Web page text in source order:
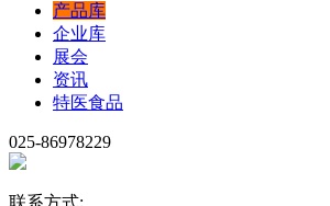
产品库
企业库
展会
资讯
特医食品
025-86978229
联系方式: